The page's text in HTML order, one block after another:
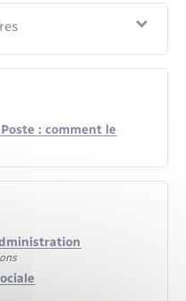
: comment le